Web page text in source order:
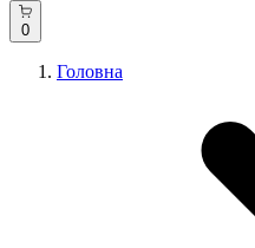
0
Головна